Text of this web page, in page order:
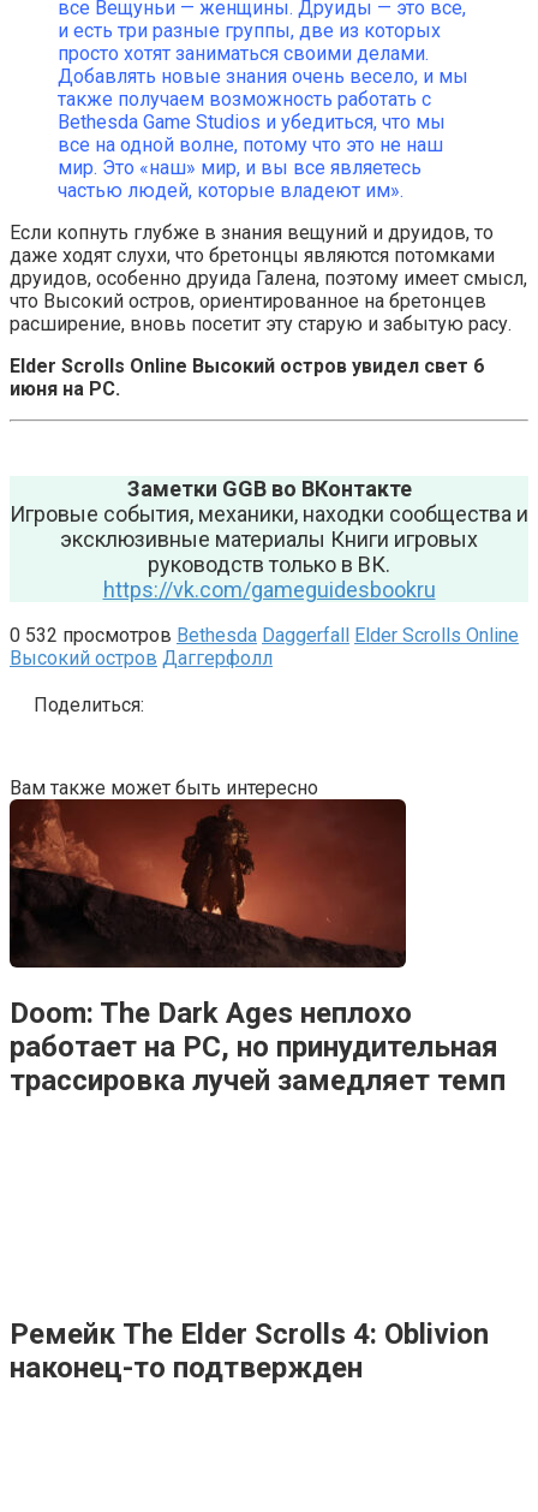
все Вещуньи — женщины. Друиды — это все,
и есть три разные группы, две из которых
просто хотят заниматься своими делами.
Добавлять новые знания очень весело, и мы
также получаем возможность работать с
Bethesda Game Studios и убедиться, что мы
все на одной волне, потому что это не наш
мир. Это «наш» мир, и вы все являетесь
частью людей, которые владеют им».
Если копнуть глубже в знания вещуний и друидов, то
даже ходят слухи, что бретонцы являются потомками
друидов, особенно друида Галена, поэтому имеет смысл,
что Высокий остров, ориентированное на бретонцев
расширение, вновь посетит эту старую и забытую расу.
Elder Scrolls Online Высокий остров увидел свет 6
июня на PC.
Заметки GGB во ВКонтакте
Игровые события, механики, находки сообщества и
эксклюзивные материалы Книги игровых
руководств только в ВК.
https://vk.com/gameguidesbookru
0 532 просмотров Bethesda Daggerfall Elder Scrolls Online
Высокий остров Даггерфолл
Поделиться:
Вам также может быть интересно
Doom: The Dark Ages неплохо
работает на РС, но принудительная
трассировка лучей замедляет темп
Ремейк The Elder Scrolls 4: Oblivion
наконец-то подтвержден